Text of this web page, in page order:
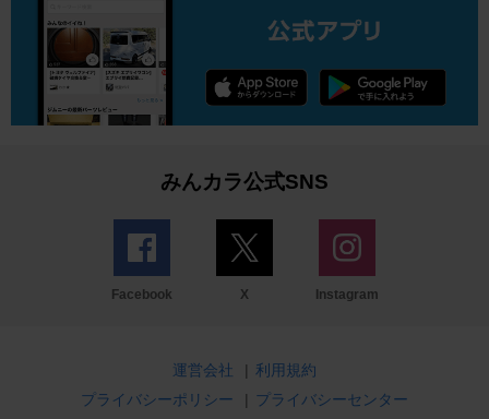
みんカラ公式SNS
Facebook X Instagram
運営会社 | 利用規約
プライバシーポリシー
| プライバシーセンター